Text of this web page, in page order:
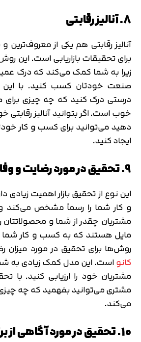
8. آنالیز رقابتی
آنالیز رقابتی هم یکی از معروف‌ترین
برای تحقیقات بازاریابی است. این
زیرا به شما کمک می‌کند که درک
صنعت خودتان کسب کنید. با این
درستی درک کنید که چه چیزی
خوب است. اگر بتوانید آنالیز رقابتی
دهید می‌توانید برای کسب و کار
ایجاد کنید.
9. تحقیق در مورد رضایت و وفاداری مشتری
این نوع از تحقیق بازار اهمیت زیادی
و کار شما را رسماً مشخص
مشتریان چقدر از شما و
مایل هستند که به کسب و کار شما
روش‌ها برای تحقیق در مورد میزان
کانواست. این مدل کمک زیادی به
مشتریان خود را ارزیابی کنید. با
مشتری می‌توانید بفهمید که چه
می‌کند.
10. تحقیق در مورد آگاهی از برند